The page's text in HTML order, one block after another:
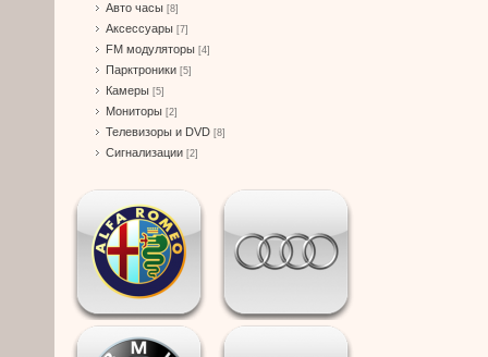
Авто часы [8]
Аксессуары [7]
FM модуляторы [4]
Парктроники [5]
Камеры [5]
Мониторы [2]
Телевизоры и DVD [8]
Сигнализации [2]